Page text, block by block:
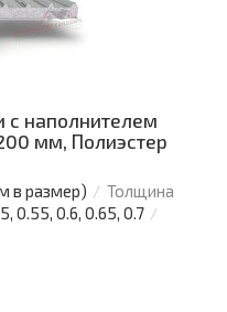
с наполнителем
мм, Полиэстер
в размер)
Толщина
0.55, 0.6, 0.65, 0.7